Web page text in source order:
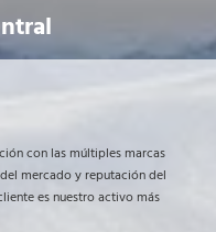
con las múltiples marcas
mercado y reputación del
es nuestro activo más